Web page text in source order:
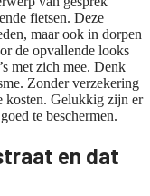
fietsen. Deze
maar ook in dorpen
de opvallende looks
met zich mee. Denk
Zonder verzekering
kosten. Gelukkig zijn er
te beschermen.
en dat